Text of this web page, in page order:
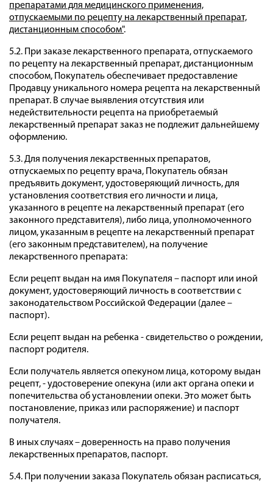
препаратами для медицинского применения,
отпускаемыми по рецепту на лекарственный препарат,
дистанционным способом".
5.2. При заказе лекарственного препарата, отпускаемого
по рецепту на лекарственный препарат, дистанционным
способом, Покупатель обеспечивает предоставление
Продавцу уникального номера рецепта на лекарственный
препарат. В случае выявления отсутствия или
недействительности рецепта на приобретаемый
лекарственный препарат заказ не подлежит дальнейшему
оформлению.
5.3. Для получения лекарственных препаратов,
отпускаемых по рецепту врача, Покупатель обязан
предъявить документ, удостоверяющий личность, для
установления соответствия его личности и лица,
указанного в рецепте на лекарственный препарат (его
законного представителя), либо лица, уполномоченного
лицом, указанным в рецепте на лекарственный препарат
(его законным представителем), на получение
лекарственного препарата:
Если рецепт выдан на имя Покупателя – паспорт или иной
документ, удостоверяющий личность в соответствии с
законодательством Российской Федерации (далее –
паспорт).
Если рецепт выдан на ребенка - свидетельство о рождении,
паспорт родителя.
Если получатель является опекуном лица, которому выдан
рецепт, - удостоверение опекуна (или акт органа опеки и
попечительства об установлении опеки. Это может быть
постановление, приказ или распоряжение) и паспорт
получателя.
В иных случаях – доверенность на право получения
лекарственных препаратов, паспорт.
5.4. При получении заказа Покупатель обязан расписаться,